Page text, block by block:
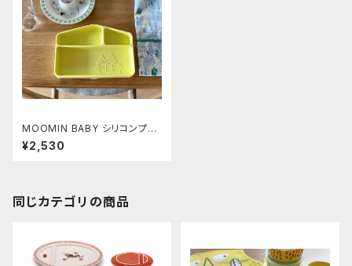
MOOMIN BABY シリコンプレ
ート ハウス(イエロー)
¥2,530
同じカテゴリの商品